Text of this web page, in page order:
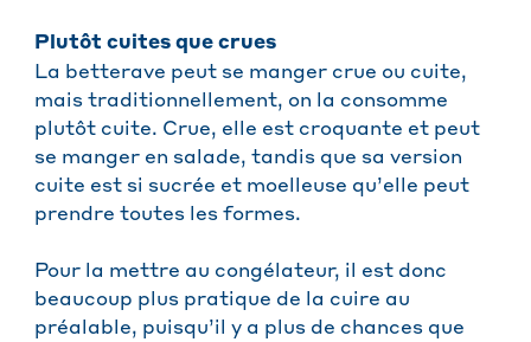
Plutôt cuites que crues
La betterave peut se manger crue ou cuite,
mais traditionnellement, on la consomme
plutôt cuite. Crue, elle est croquante et peut
se manger en salade, tandis que sa version
cuite est si sucrée et moelleuse qu’elle peut
prendre toutes les formes.
Pour la mettre au congélateur, il est donc
beaucoup plus pratique de la cuire au
préalable, puisqu’il y a plus de chances que